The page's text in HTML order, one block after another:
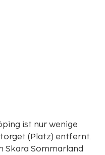
ist nur wenige
(Platz) entfernt.
Skara Sommarland